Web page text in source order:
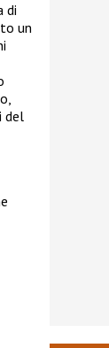
di
un
del